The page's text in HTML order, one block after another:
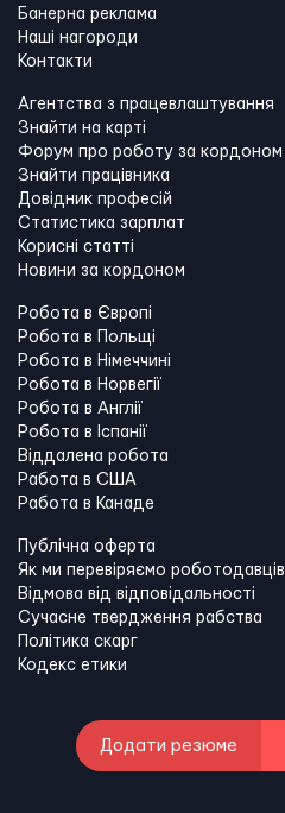
Банерна реклама
Наші нагороди
Контакти
Агентства з працевлаштування
Знайти на карті
Форум про роботу за кордоном
Знайти працівника
Довідник професій
Статистика зарплат
Корисні статті
Новини за кордоном
Робота в Європі
Робота в Польщі
Робота в Німеччині
Робота в Норвегії
Робота в Англії
Робота в Іспанії
Віддалена робота
Работа в США
Работа в Канадe
Публічна оферта
Як ми перевіряємо роботодавців
Відмова від відповідальності
Сучасне твердження рабства
Політика скарг
Кодекс етики
Додати резюме